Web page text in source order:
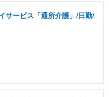
サービス「通所介護」/日勤/